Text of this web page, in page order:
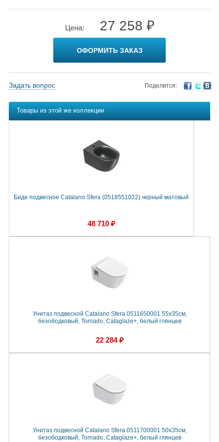
Цена: 27 258 ₽
ОФОРМИТЬ ЗАКАЗ
Задать вопрос Поделится:
Товары из этой же коллекции
Биде подвесное Catalano Sfera (0518551022) черный матовый
48 710 ₽
Унитаз подвесной Catalano Sfera 0511650001 55x35см,
безободковый, Tornado, Cataglaze+, белый глянцев
22 284 ₽
Унитаз подвесной Catalano Sfera 0511700001 50x35см,
безободковый, Tornado, Cataglaze+, белый глянцев